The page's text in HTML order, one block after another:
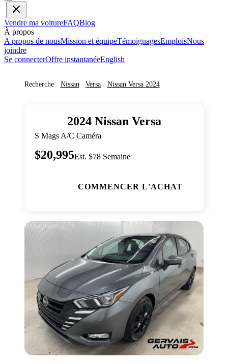
Vendre ma voitureFAQBlog
À propos
A propos de nousMission et équipeTémoignagesEmploisNous
joindre
Se connecterOffre instantanéeEnglish
Recherche Nissan Versa Nissan Versa 2024
2024 Nissan Versa
S Mags A/C Caméra
$20,995Est. $78 Semaine
COMMENCER L'ACHAT